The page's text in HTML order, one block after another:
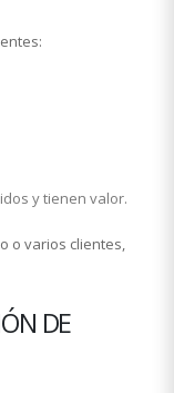
y tienen valor.
o varios clientes,
DE